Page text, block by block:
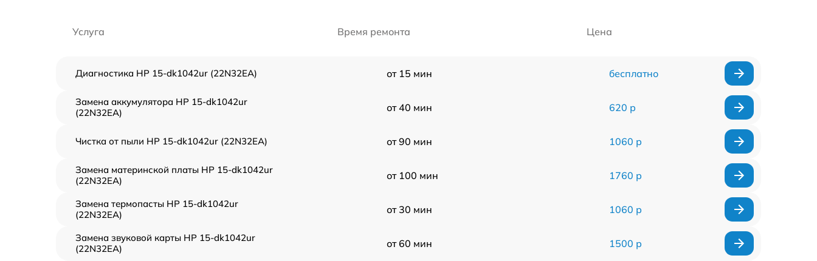
Услуга Время ремонта Цена
Диагностика HP 15-dk1042ur (22N32EA) от 15 мин бесплатно
Замена аккумулятора HP 15-dk1042ur
(22N32EA)
от 40 мин 620 р
Чистка от пыли HP 15-dk1042ur (22N32EA) от 90 мин 1060 р
Замена материнской платы HP 15-dk1042ur
(22N32EA)
от 100 мин 1760 р
Замена термопасты HP 15-dk1042ur
(22N32EA)
от 30 мин 1060 р
Замена звуковой карты HP 15-dk1042ur
(22N32EA)
от 60 мин 1500 р